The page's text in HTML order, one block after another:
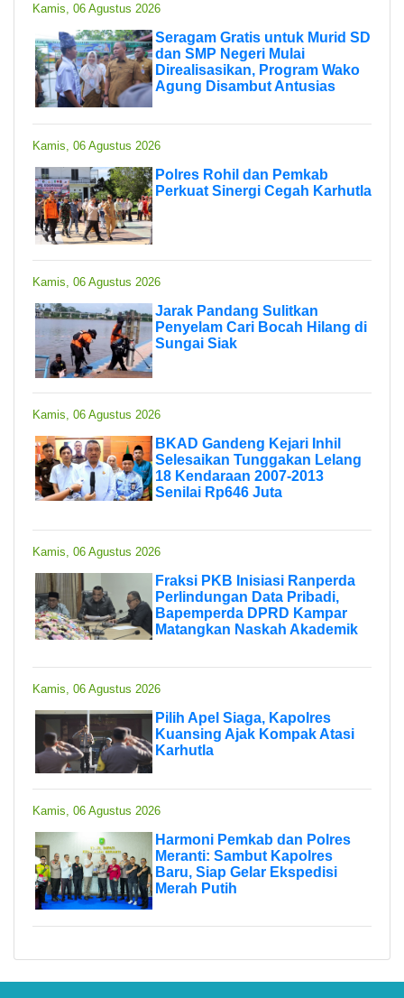
Kamis, 06 Agustus 2026
Seragam Gratis untuk Murid SD
dan SMP Negeri Mulai
Direalisasikan, Program Wako
Agung Disambut Antusias
Kamis, 06 Agustus 2026
Polres Rohil dan Pemkab
Perkuat Sinergi Cegah Karhutla
Kamis, 06 Agustus 2026
Jarak Pandang Sulitkan
Penyelam Cari Bocah Hilang di
Sungai Siak
Kamis, 06 Agustus 2026
BKAD Gandeng Kejari Inhil
Selesaikan Tunggakan Lelang
18 Kendaraan 2007-2013
Senilai Rp646 Juta
Kamis, 06 Agustus 2026
Fraksi PKB Inisiasi Ranperda
Perlindungan Data Pribadi,
Bapemperda DPRD Kampar
Matangkan Naskah Akademik
Kamis, 06 Agustus 2026
Pilih Apel Siaga, Kapolres
Kuansing Ajak Kompak Atasi
Karhutla
Kamis, 06 Agustus 2026
Harmoni Pemkab dan Polres
Meranti: Sambut Kapolres
Baru, Siap Gelar Ekspedisi
Merah Putih